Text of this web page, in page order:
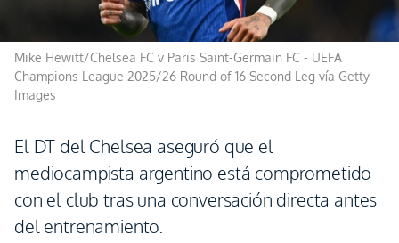
Mike Hewitt/Chelsea FC v Paris Saint-Germain FC - UEFA
Champions League 2025/26 Round of 16 Second Leg vía Getty
Images
El DT del Chelsea aseguró que el
mediocampista argentino está comprometido
con el club tras una conversación directa antes
del entrenamiento.